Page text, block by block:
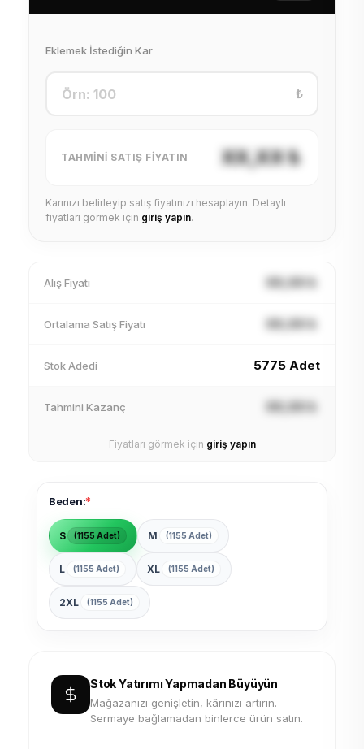
Eklemek İstediğin Kar
₺
TAHMINI SATIŞ FIYATIN XX,XX ₺
Karınızı belirleyip satış fiyatınızı hesaplayın. Detaylı
fiyatları görmek için giriş yapın.
Alış Fiyatı XX,XX ₺
Ortalama Satış Fiyatı XX,XX ₺
Stok Adedi 5775 Adet
Tahmini Kazanç XX,XX ₺
Fiyatları görmek için giriş yapın
Beden:*
S (1155 Adet) M (1155 Adet)
L (1155 Adet) XL (1155 Adet)
2XL (1155 Adet)
Stok Yatırımı Yapmadan Büyüyün
Mağazanızı genişletin, kârınızı artırın.
Sermaye bağlamadan binlerce ürün satın.